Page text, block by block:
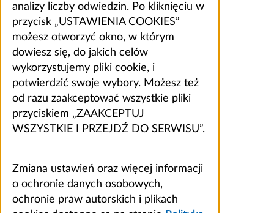
analizy liczby odwiedzin. Po kliknięciu w
przycisk „USTAWIENIA COOKIES”
możesz otworzyć okno, w którym
dowiesz się, do jakich celów
wykorzystujemy pliki cookie, i
potwierdzić swoje wybory. Możesz też
od razu zaakceptować wszystkie pliki
przyciskiem „ZAAKCEPTUJ
WSZYSTKIE I PRZEJDŹ DO SERWISU”.
Zmiana ustawień oraz więcej informacji
o ochronie danych osobowych,
ochronie praw autorskich i plikach